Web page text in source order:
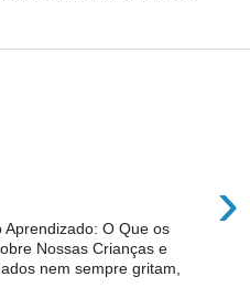
›
Aprendizado: O Que os
Nossas Crianças e
nem sempre gritam,